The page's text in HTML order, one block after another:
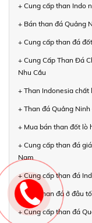
+ Cung cấp than Indo
+ Bán than đá Quảng
+ Cung cấp than đá
+ Cung Cấp Than Đá
Nhu Cầu
+ Than Indonesia
+ Than đá Quảng
+ Mua bán than đốt lò
+ Cung cấp than đá
Nam
+ Cung cấp than đá
+ Mua than đá ở đâu
+ Cung cấp than đá